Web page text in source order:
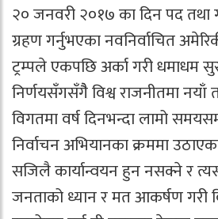
२० जनवरी २०१७ का दिन पद तथा
ग्रहण गर्नुभएका नवनिर्वाचित
ट्रम्पले एकपछि अर्का गरी धमाधम
निर्णयसँगसँगैै विश्व राजनीतमा नयाँ
विगतमा वर्ष दिनभन्दा लामो
निर्वाचन अभियानका क्रममा
सजिलै कार्यान्वयन हुन नसक्ने र
जनताको ध्यान र मत आकर्षण गरी